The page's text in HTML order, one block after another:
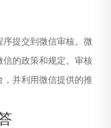
提交到微信审核。微
的政策和规定。审核
并利用微信提供的推